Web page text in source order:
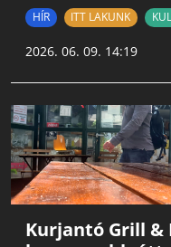
HÍR ITT LAKUNK
2026. 06. 09. 14:19
Kurjantó Grill &